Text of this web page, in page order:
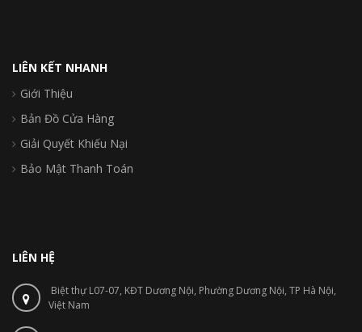
LIÊN KẾT NHANH
Giới Thiệu
Bản Đồ Cửa Hàng
Giải Quyết Khiếu Nại
Bảo Mật Thanh Toán
LIÊN HỆ
Biệt thự L07-07, KĐT Dương Nội, Phường Dương Nội, TP Hà Nội,
Việt Nam